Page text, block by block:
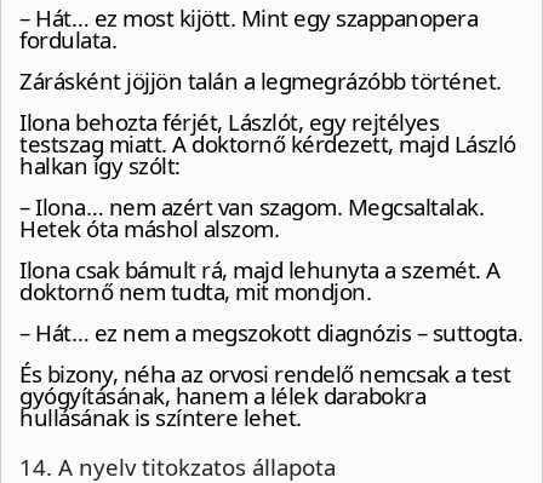
– Hát… ez most kijött. Mint egy szappanopera
fordulata.
Zárásként jöjjön talán a legmegrázóbb történet.
Ilona behozta férjét, Lászlót, egy rejtélyes
testszag miatt. A doktornő kérdezett, majd László
halkan így szólt:
– Ilona… nem azért van szagom. Megcsaltalak.
Hetek óta máshol alszom.
Ilona csak bámult rá, majd lehunyta a szemét. A
doktornő nem tudta, mit mondjon.
– Hát… ez nem a megszokott diagnózis – suttogta.
És bizony, néha az orvosi rendelő nemcsak a test
gyógyításának, hanem a lélek darabokra
hullásának is színtere lehet.
14. A nyelv titokzatos állapota